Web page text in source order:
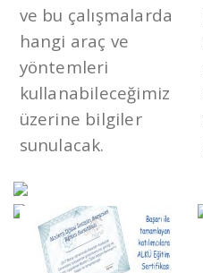
ve bu çalışmalarda
hangi araç ve
yöntemleri
kullanabileceğimiz
üzerine bilgiler
sunulacak.